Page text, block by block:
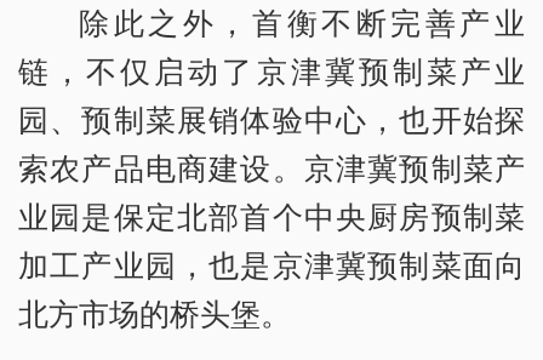
除此之外，首衡不断完善产业
链，不仅启动了京津冀预制菜产业
园、预制菜展销体验中心，也开始探
索农产品电商建设。京津冀预制菜产
业园是保定北部首个中央厨房预制菜
加工产业园，也是京津冀预制菜面向
北方市场的桥头堡。